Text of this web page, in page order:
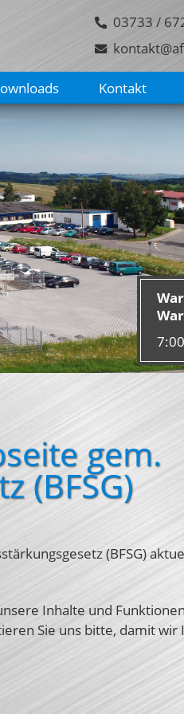
03733 /
Kontakt
gem.
(BFSG)
(BFSG)
Inhalte und
Sie uns bitte, damit wir